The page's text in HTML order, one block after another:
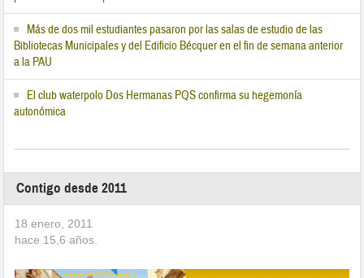
Más de dos mil estudiantes pasaron por las salas de estudio de las
Bibliotecas Municipales y del Edificio Bécquer en el fin de semana anterior
a la PAU
El club waterpolo Dos Hermanas PQS confirma su hegemonía
autonómica
Contigo desde 2011
18 enero, 2011
hace 15,6 años.